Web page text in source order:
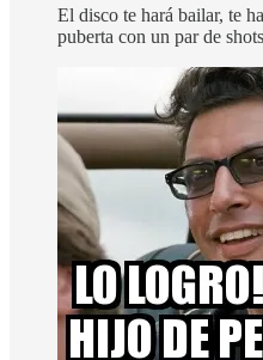
El disco te hará bailar, te
puberta con un par de